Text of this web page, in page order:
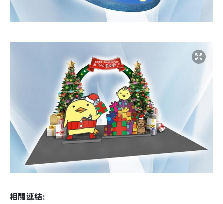
相關連結: